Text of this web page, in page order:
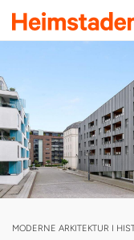
MODERNE ARKITEKTUR I